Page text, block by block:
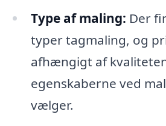
Type af maling: Der
typer tagmaling, og
afhængigt af
egenskaberne ved
vælger.